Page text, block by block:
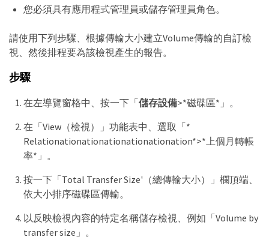
您必須具有應用程式管理員或儲存管理員角色。
請使用下列步驟、根據傳輸大小建立Volume傳輸的自訂檢
視、然後排程要為該檢視產生的報告。
步驟
在左導覽窗格中、按一下「儲存設備>*磁碟區*」。
在「View（檢視）」功能表中、選取「*
Relationationationationationationation*>*上個月轉帳
率*」。
按一下「Total Transfer Size'（總傳輸大小）」欄頂端、
依大小排序磁碟區傳輸。
以反映檢視內容的特定名稱儲存檢視、例如「Volume by
transfer size」。